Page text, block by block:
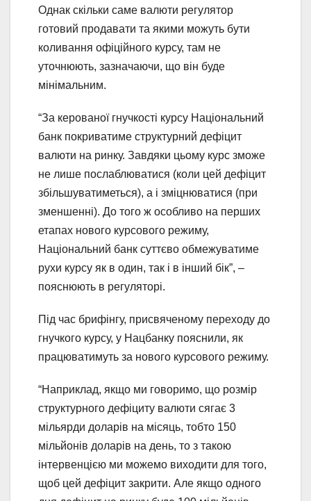
Однак скільки саме валюти регулятор
готовий продавати та якими можуть бути
коливання офіційного курсу, там не
уточнюють, зазначаючи, що він буде
мінімальним.
“За керованої гнучкості курсу Національний
банк покриватиме структурний дефіцит
валюти на ринку. Завдяки цьому курс зможе
не лише послаблюватися (коли цей дефіцит
збільшуватиметься), а і зміцнюватися (при
зменшенні). До того ж особливо на перших
етапах нового курсового режиму,
Національний банк суттєво обмежуватиме
рухи курсу як в один, так і в інший бік”, –
пояснюють в регуляторі.
Під час брифінгу, присвяченому переходу до
гнучкого курсу, у Нацбанку пояснили, як
працюватимуть за нового курсового режиму.
“Наприклад, якщо ми говоримо, що розмір
структурного дефіциту валюти сягає 3
мільярди доларів на місяць, тобто 150
мільйонів доларів на день, то з такою
інтервенцією ми можемо виходити для того,
щоб цей дефіцит закрити. Але якщо одного